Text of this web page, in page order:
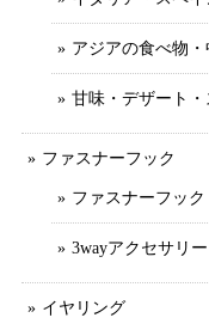
アジアの食べ物・
甘味・デザート・
ファスナーフック
ファスナーフック
3wayアクセサリー
イヤリング